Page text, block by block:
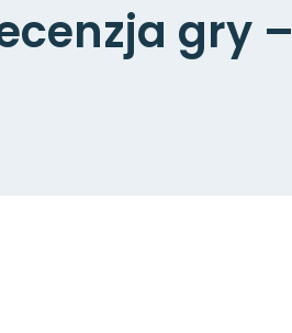
gry –